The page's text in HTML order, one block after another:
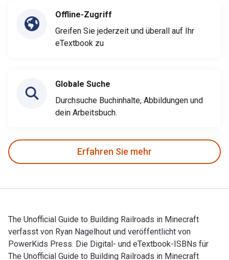
Offline-Zugriff
Greifen Sie jederzeit und überall auf Ihr
eTextbook zu
Globale Suche
Durchsuche Buchinhalte, Abbildungen und
dein Arbeitsbuch.
Erfahren Sie mehr
The Unofficial Guide to Building Railroads in Minecraft
verfasst von Ryan Nagelhout und veröffentlicht von
PowerKids Press. Die Digital- und eTextbook-ISBNs für
The Unofficial Guide to Building Railroads in Minecraft